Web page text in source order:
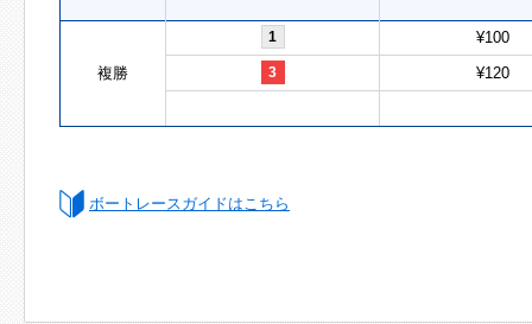
複勝
1 ¥100
3 ¥120
ボートレースガイドはこちら